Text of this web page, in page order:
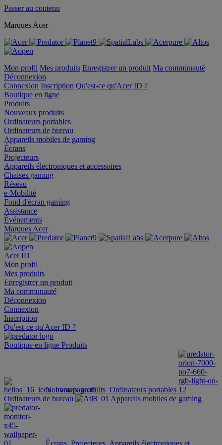
Passer au contenu
Marques Acer
Mon profil Mes produits Enregistrer un produit Ma communauté
Déconnexion
Connexion Inscription Qu'est-ce qu'Acer ID ?
Boutique en ligne
Produits
Nouveaux produits
Ordinateurs portables
Ordinateurs de bureau
Appareils mobiles de gaming
Écrans
Projecteurs
Appareils électroniques et accessoires
Chaises gaming
Réseau
e-Mobilité
Fond d'écran gaming
Assistance
Événements
Marques Acer
Acer ID
Mon profil
Mes produits
Enregistrer un produit
Ma communauté
Déconnexion
Connexion
Inscription
Qu'est-ce qu'Acer ID ?
Boutique en ligne Produits
Nouveaux produits Ordinateurs portables
Ordinateurs de bureau
Appareils mobiles de gaming
Écrans Projecteurs Appareils électroniques et